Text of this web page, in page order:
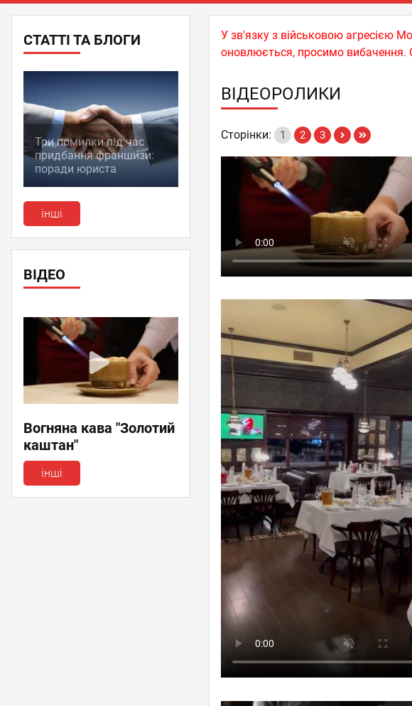
СТАТТІ ТА БЛОГИ
Три помилки під час
придбання франшизи:
поради юриста
інші
ВІДЕО
Вогняна кава "Золотий
каштан"
інші
У зв'язку з військовою агресією
оновлюється, просимо вибачення.
ВІДЕОРОЛИКИ
Сторінки: 1 2 3